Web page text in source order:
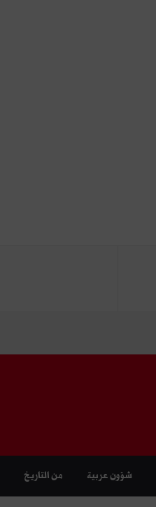
شؤون عربية من التاريخ